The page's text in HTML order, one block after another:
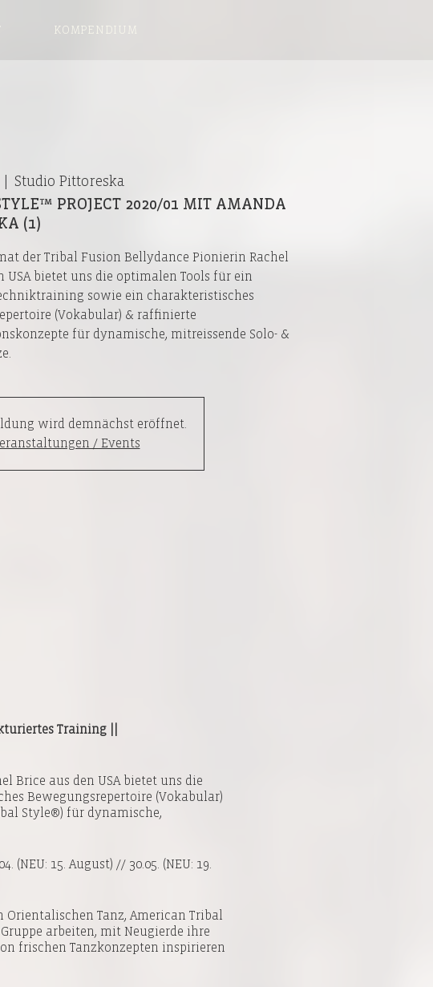
KOMPENDIUM
Studio Pittoreska
PROJECT 2020/01 MIT AMANDA
(1)
der Tribal Fusion Bellydance Pionierin Rachel
USA bietet uns die optimalen Tools für ein
sowie ein charakteristisches
(Vokabular) & raffinierte
für dynamische, mitreissende Solo- &
wird demnächst eröffnet.
/ Events
Training ||
Brice aus den USA bietet uns die
Bewegungsrepertoire (Vokabular)
Style®) für dynamische,
(NEU: 15. August) // 30.05. (NEU: 19.
Tanz, American Tribal
arbeiten, mit Neugierde ihre
frischen Tanzkonzepten inspirieren